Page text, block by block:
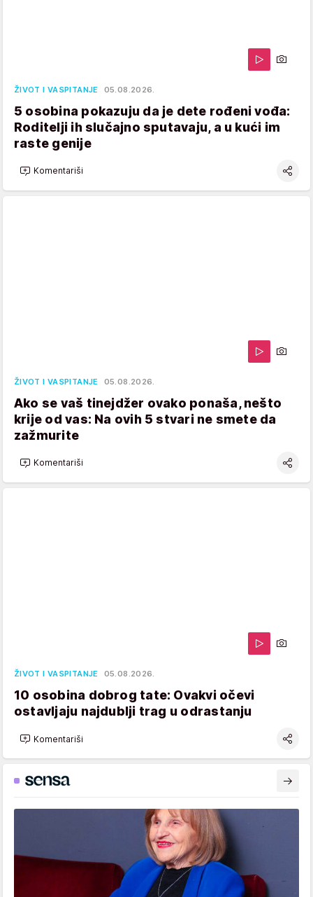
ŽIVOT I VASPITANJE 05.08.2026.
5 osobina pokazuju da je dete rođeni vođa:
Roditelji ih slučajno sputavaju, a u kući im
raste genije
Komentariši
ŽIVOT I VASPITANJE 05.08.2026.
Ako se vaš tinejdžer ovako ponaša, nešto
krije od vas: Na ovih 5 stvari ne smete da
zažmurite
Komentariši
ŽIVOT I VASPITANJE 05.08.2026.
10 osobina dobrog tate: Ovakvi očevi
ostavljaju najdublji trag u odrastanju
Komentariši